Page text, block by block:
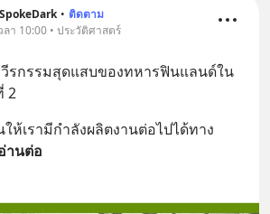
• ติดตาม
ลา 10:00 • ประวัติศาสตร์
รกรรมสุดแสบของทหารฟินแลนด์ใน
2
ห้เรามีกำลังผลิตงานต่อไปได้ทาง
านต่อ